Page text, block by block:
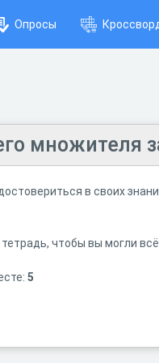
Опросы
множителя
в своих
чтобы вы могли
5